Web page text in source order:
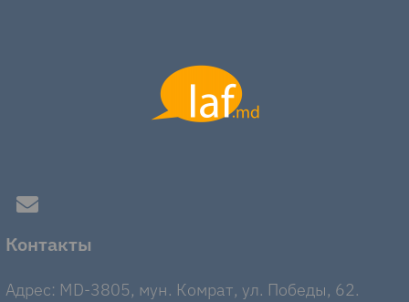
Контакты
Адрес: MD-3805, мун. Комрат, ул. Победы, 62.